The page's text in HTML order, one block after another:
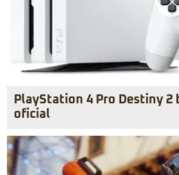
PlayStation 4 Pro Destiny
oficial